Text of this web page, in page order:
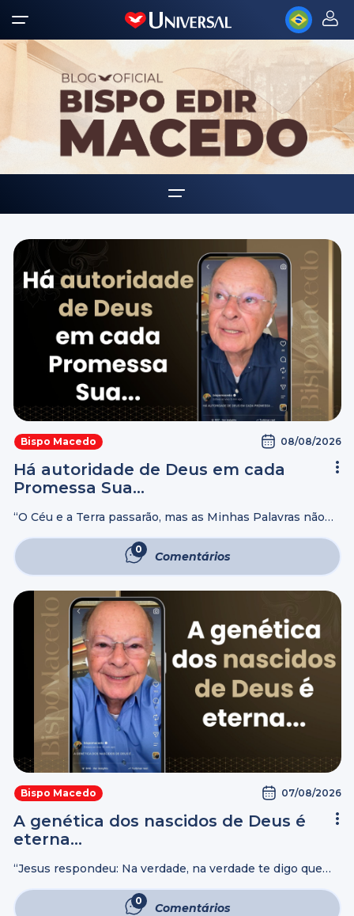
Biografia
Multimídia
Livros
Bispo Macedo 08/08/2026
Há autoridade de Deus em cada
Promessa Sua…
“O Céu e a Terra passarão, mas as Minhas Palavras não
Guarda as Minhas Palavras; ora, a Palavra que ouvistes ...
0 Comentários
Bispo Macedo 07/08/2026
A genética dos nascidos de Deus é
eterna…
“Jesus respondeu: Na verdade, na verdade te digo que
entrar no Reino de Deus. O que é nascido da ...
0 Comentários